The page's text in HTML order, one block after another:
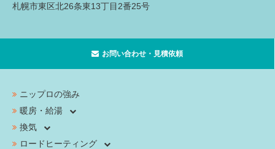
札幌市東区北26条東13丁目2番25号
お問い合わせ・見積依頼
ニップロの強み
暖房・給湯
換気
ロードヒーティング